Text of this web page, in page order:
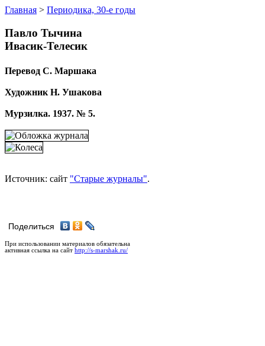
Главная > Периодика, 30-е годы
Павло Тычина
Ивасик-Телесик
Перевод С. Маршака
Художник Н. Ушакова
Мурзилка. 1937. № 5.
Источник: сайт "Старые журналы".
Поделиться
При использовании материалов обязательна
активная ссылка на сайт http://s-marshak.ru/